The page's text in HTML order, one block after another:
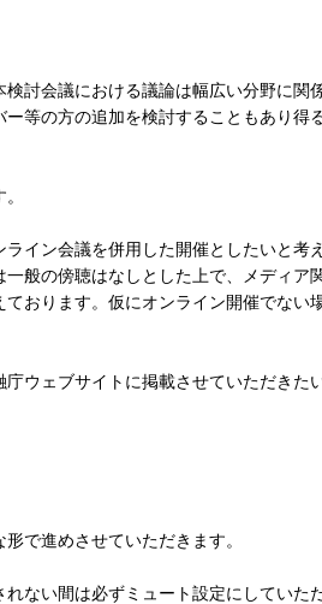
討会議における議論は幅広い分野に関
等の方の追加を検討することもあり得
イン会議を併用した開催としたいと考え
般の傍聴はなしとした上で、メディア
おります。仮にオンライン開催でない
ウェブサイトに掲載させていただきた
で進めさせていただきます。
ない間は必ずミュート設定にしていた